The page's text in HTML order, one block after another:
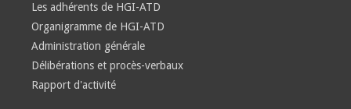
Les adhérents de HGI-ATD
Organigramme de HGI-ATD
Administration générale
Délibérations et procès-verbaux
Rapport d'activité